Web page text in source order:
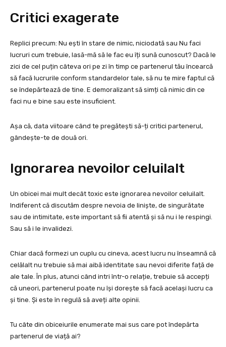
Critici exagerate
Replici precum: Nu ești în stare de nimic, niciodată sau Nu faci
lucruri cum trebuie, lasă-mă să le fac eu îți sună cunoscut? Dacă le
zici de cel puțin câteva ori pe zi în timp ce partenerul tău încearcă
să facă lucrurile conform standardelor tale, să nu te mire faptul că
se îndepărtează de tine. E demoralizant să simți că nimic din ce
faci nu e bine sau este insuficient.
Așa că, data viitoare când te pregătești să-ți critici partenerul,
gândește-te de două ori.
Ignorarea nevoilor celuilalt
Un obicei mai mult decât toxic este ignorarea nevoilor celuilalt.
Indiferent că discutăm despre nevoia de liniște, de singurătate
sau de intimitate, este important să fii atentă și să nu i le respingi.
Sau să i le invalidezi.
Chiar dacă formezi un cuplu cu cineva, acest lucru nu înseamnă că
celălalt nu trebuie să mai aibă identitate sau nevoi diferite față de
ale tale. În plus, atunci când intri într-o relație, trebuie să accepți
că uneori, partenerul poate nu își dorește să facă același lucru ca
și tine. Și este în regulă să aveți alte opinii.
Tu câte din obiceiurile enumerate mai sus care pot îndepărta
partenerul de viață ai?